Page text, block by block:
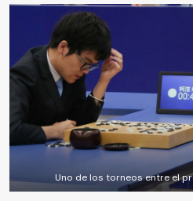
Uno de los torneos entre el